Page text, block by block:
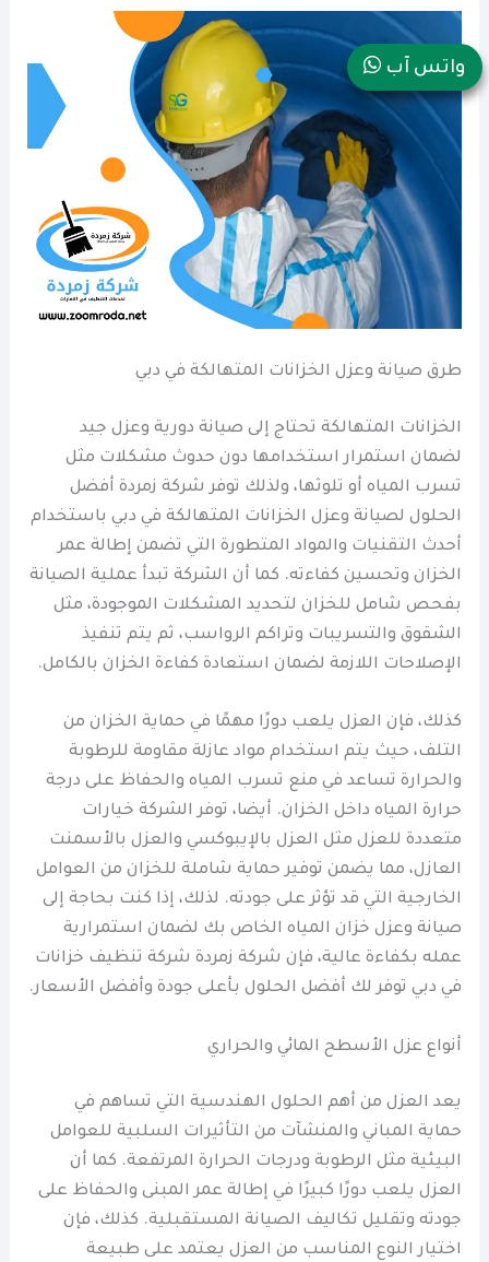
طرق صيانة وعزل الخزانات المتهالكة في دبي
الخزانات المتهالكة تحتاج إلى صيانة دورية وعزل جيد
لضمان استمرار استخدامها دون حدوث مشكلات مثل
تسرب المياه أو تلوثها، ولذلك توفر شركة زمردة أفضل
الحلول لصيانة وعزل الخزانات المتهالكة في دبي باستخدام
أحدث التقنيات والمواد المتطورة التي تضمن إطالة عمر
الخزان وتحسين كفاءته. كما أن الشركة تبدأ عملية الصيانة
بفحص شامل للخزان لتحديد المشكلات الموجودة، مثل
الشقوق والتسريبات وتراكم الرواسب، ثم يتم تنفيذ
الإصلاحات اللازمة لضمان استعادة كفاءة الخزان بالكامل.
كذلك، فإن العزل يلعب دورًا مهمًا في حماية الخزان من
التلف، حيث يتم استخدام مواد عازلة مقاومة للرطوبة
والحرارة تساعد في منع تسرب المياه والحفاظ على درجة
حرارة المياه داخل الخزان. أيضا، توفر الشركة خيارات
متعددة للعزل مثل العزل بالإيبوكسي والعزل بالأسمنت
العازل، مما يضمن توفير حماية شاملة للخزان من العوامل
الخارجية التي قد تؤثر على جودته. لذلك، إذا كنت بحاجة إلى
صيانة وعزل خزان المياه الخاص بك لضمان استمرارية
عمله بكفاءة عالية، فإن شركة زمردة شركة تنظيف خزانات
في دبي توفر لك أفضل الحلول بأعلى جودة وأفضل الأسعار.
أنواع عزل الأسطح المائي والحراري
يعد العزل من أهم الحلول الهندسية التي تساهم في
حماية المباني والمنشآت من التأثيرات السلبية للعوامل
البيئية مثل الرطوبة ودرجات الحرارة المرتفعة. كما أن
العزل يلعب دورًا كبيرًا في إطالة عمر المبنى والحفاظ على
جودته وتقليل تكاليف الصيانة المستقبلية. كذلك، فإن
اختيار النوع المناسب من العزل يعتمد على طبيعة
واتس آب